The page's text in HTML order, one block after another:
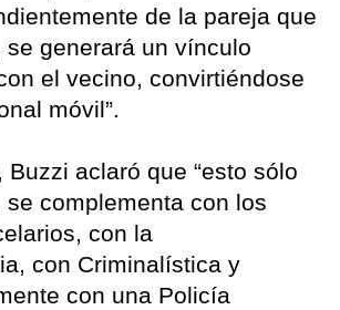
de la pareja que
se generará un vínculo
el vecino, convirtiéndose
móvil”.
Buzzi aclaró que “esto sólo
se complementa con los
con la
con Criminalística y
con una Policía